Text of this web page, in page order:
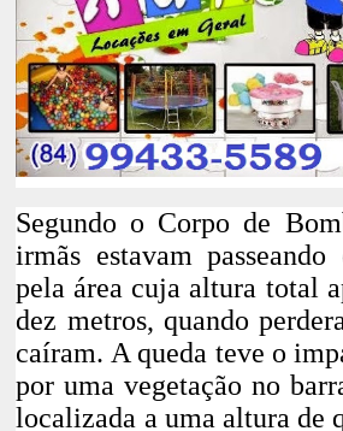
Segundo o Corpo de
irmãs estavam
pelaárea cuja altura total
dez metros, quando
caíram. A queda teve o
por uma vegetação no
localizada a uma altura de